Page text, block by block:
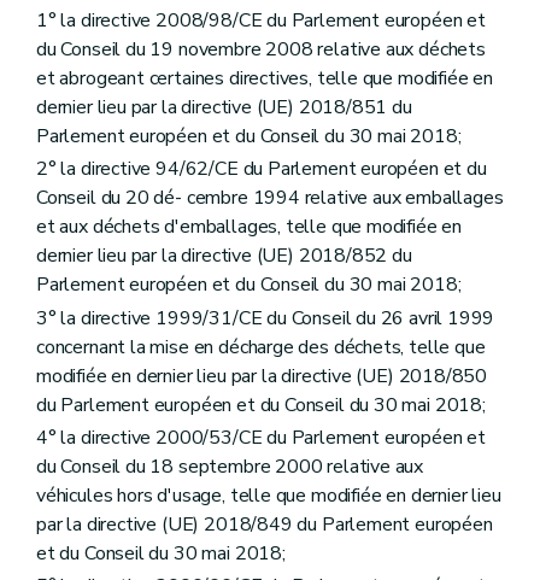
Art. 25
Sous-section 2 Dispositions particulières à certains types de produits en plastique
Art. 26
Art. 27
Sous-section 3 Dispositions particulières aux publications sur support en plastique ou en papier et aux tickets de caisse sur support en papier
Art. 28
Art. 29
Chapitre 3 Gestion des déchets et des matières
Section 1 Habilitations générales au Gouvernement
Art. 30
Art. 31
Section 2 Dispositions générales
Art. 32
Art. 33
Art. 34
Art. 35
Art. 36
Art. 37
Section 3
Dispositions particulières à la préparation en vue du réemploi et au recyclage
Art. 38
Section 4 Dispositions particulières à l'élimination
Art. 39
Art. 40
Art. 41
Art. 42
1° la directive 2008/98/CE du Parlement européen et
du Conseil du 19 novembre 2008 relative aux déchets
et abrogeant certaines directives, telle que modifiée en
dernier lieu par la directive (UE) 2018/851 du
Parlement européen et du Conseil du 30 mai 2018;
2° la directive 94/62/CE du Parlement européen et du
Conseil du 20 dé- cembre 1994 relative aux emballages
et aux déchets d'emballages, telle que modifiée en
dernier lieu par la directive (UE) 2018/852 du
Parlement européen et du Conseil du 30 mai 2018;
3° la directive 1999/31/CE du Conseil du 26 avril 1999
concernant la mise en décharge des déchets, telle que
modifiée en dernier lieu par la directive (UE) 2018/850
du Parlement européen et du Conseil du 30 mai 2018;
4° la directive 2000/53/CE du Parlement européen et
du Conseil du 18 septembre 2000 relative aux
véhicules hors d'usage, telle que modifiée en dernier lieu
par la directive (UE) 2018/849 du Parlement européen
et du Conseil du 30 mai 2018;